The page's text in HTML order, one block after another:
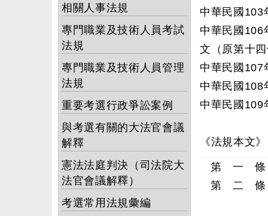
相關人事法規
專門職業及技術人員考試
法規
專門職業及技術人員管理
法規
重要考選行政爭訟案例
與考選有關的大法官會議
解釋
憲法法庭判決（司法院大
法官會議解釋）
考選常用法規彙編
中華民國103
中華民國106
文（原第十
中華民國107
中華民國108
中華民國109
《法規本文》
第 一 條
第 二 條